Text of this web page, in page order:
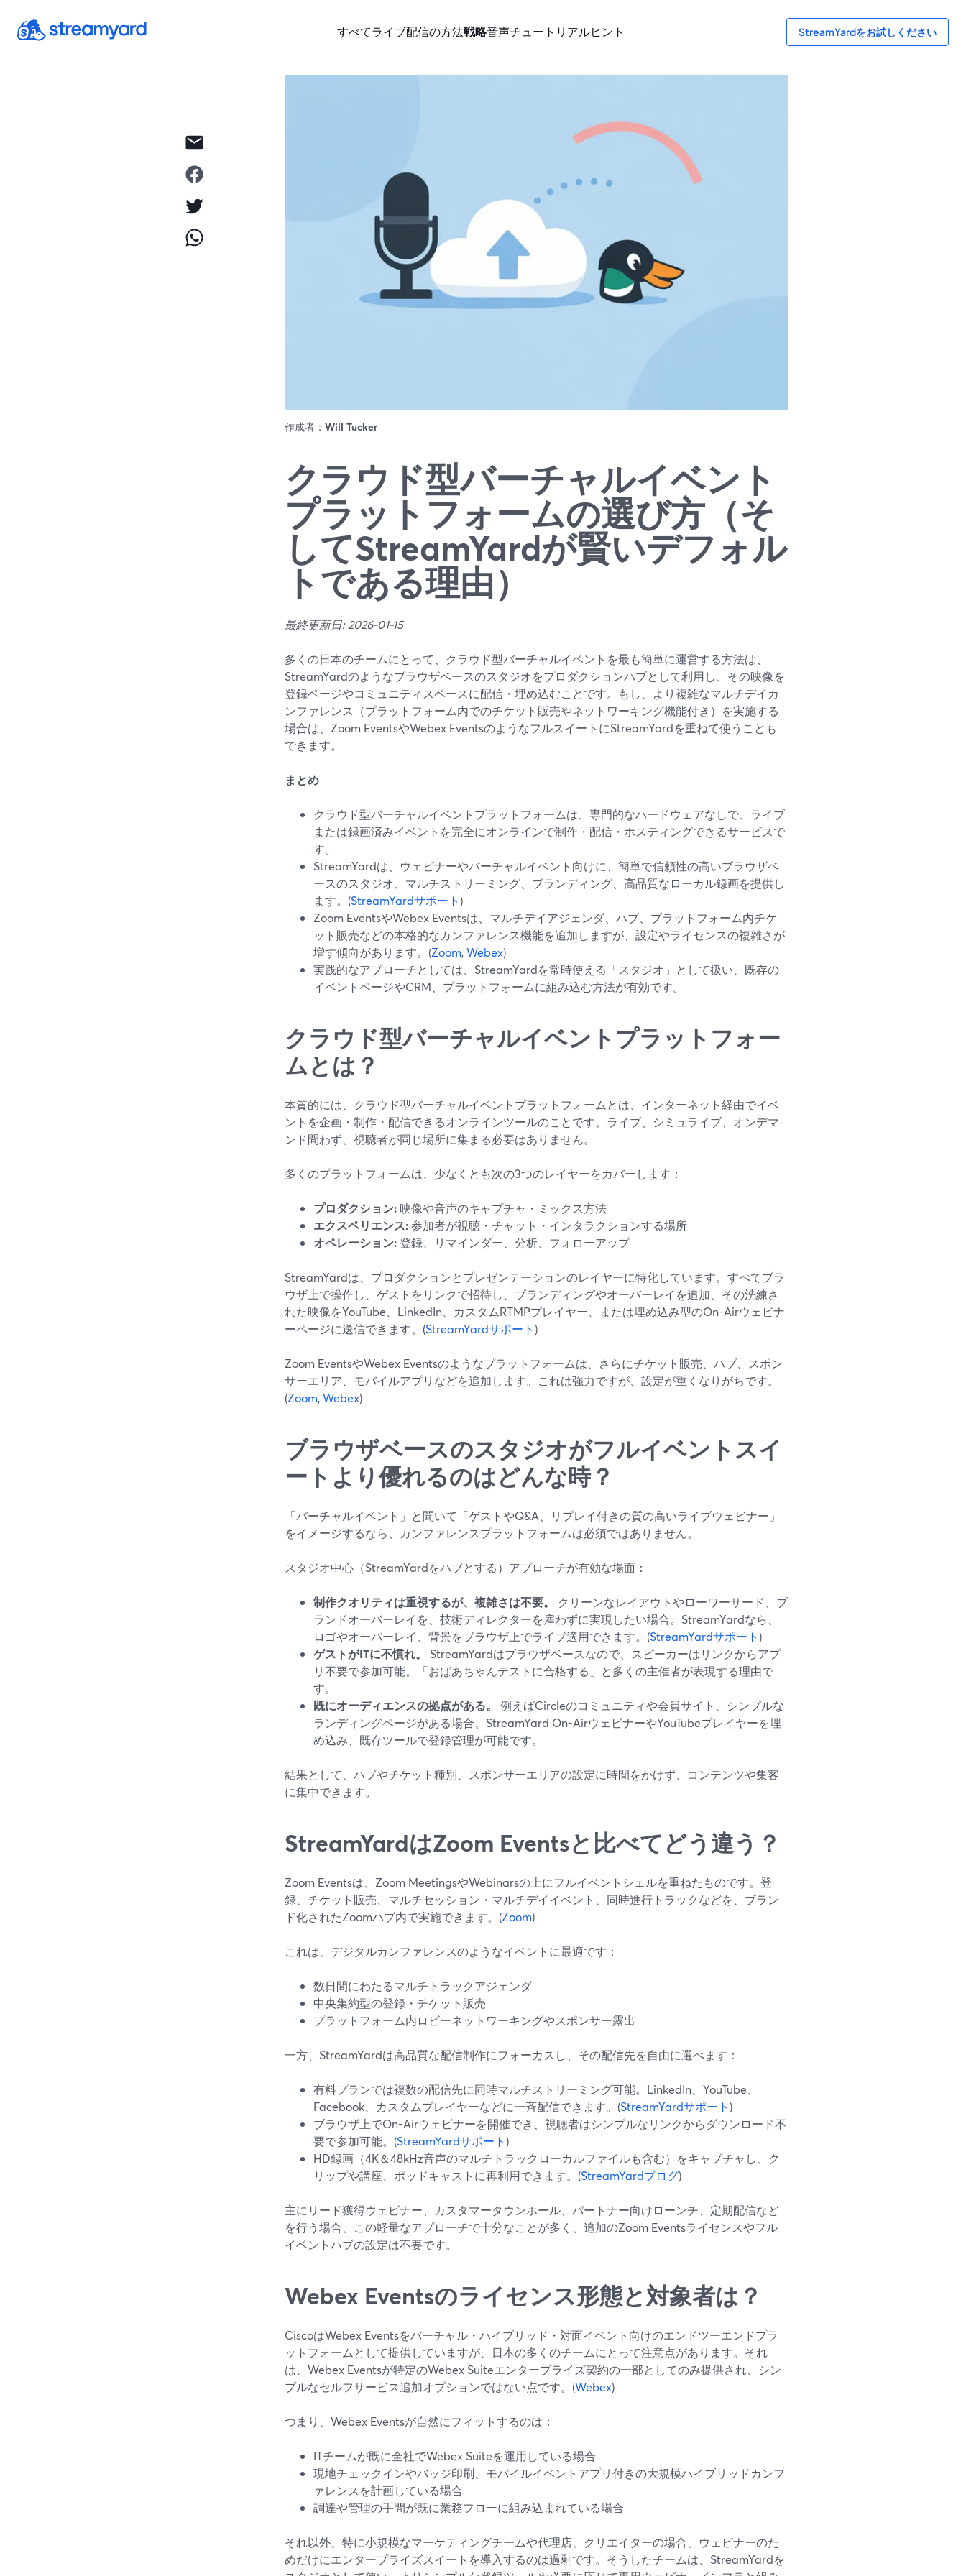
すべてライブ配信の方法戦略音声チュートリアルヒント StreamYardをお試しください
作成者： Will Tucker
クラウド型バーチャルイベント
プラットフォームの選び方（そ
してStreamYardが賢いデフォル
トである理由）
最終更新日: 2026-01-15
多くの日本のチームにとって、クラウド型バーチャルイベントを最も簡単に運営する方法は、
StreamYardのようなブラウザベースのスタジオをプロダクションハブとして利用し、その映像を
登録ページやコミュニティスペースに配信・埋め込むことです。もし、より複雑なマルチデイカ
ンファレンス（プラットフォーム内でのチケット販売やネットワーキング機能付き）を実施する
場合は、Zoom EventsやWebex EventsのようなフルスイートにStreamYardを重ねて使うことも
できます。
まとめ
クラウド型バーチャルイベントプラットフォームは、専門的なハードウェアなしで、ライブ
または録画済みイベントを完全にオンラインで制作・配信・ホスティングできるサービスで
す。
StreamYardは、ウェビナーやバーチャルイベント向けに、簡単で信頼性の高いブラウザベ
ースのスタジオ、マルチストリーミング、ブランディング、高品質なローカル録画を提供し
ます。(StreamYardサポート )
Zoom EventsやWebex Eventsは、マルチデイアジェンダ、ハブ、プラットフォーム内チケ
ット販売などの本格的なカンファレンス機能を追加しますが、設定やライセンスの複雑さが
増す傾向があります。(Zoom,Webex)
実践的なアプローチとしては、StreamYardを常時使える「スタジオ」として扱い、既存の
イベントページやCRM、プラットフォームに組み込む方法が有効です。
クラウド型バーチャルイベントプラットフォー
ムとは？
本質的には、クラウド型バーチャルイベントプラットフォームとは、インターネット経由でイベ
ントを企画・制作・配信できるオンラインツールのことです。ライブ、シミュライブ、オンデマ
ンド問わず、視聴者が同じ場所に集まる必要はありません。
多くのプラットフォームは、少なくとも次の3つのレイヤーをカバーします：
プロダクション:映像や音声のキャプチャ・ミックス方法
エクスペリエンス:参加者が視聴・チャット・インタラクションする場所
オペレーション:登録、リマインダー、分析、フォローアップ
StreamYardは、プロダクションとプレゼンテーションのレイヤーに特化しています。すべてブラ
ウザ上で操作し、ゲストをリンクで招待し、ブランディングやオーバーレイを追加、その洗練さ
れた映像をYouTube、LinkedIn、カスタムRTMPプレイヤー、または埋め込み型のOn-Airウェビナ
ーページに送信できます。(StreamYardサポート )
Zoom EventsやWebex Eventsのようなプラットフォームは、さらにチケット販売、ハブ、スポン
サーエリア、モバイルアプリなどを追加します。これは強力ですが、設定が重くなりがちです。
(Zoom,Webex)
ブラウザベースのスタジオがフルイベントスイ
ートより優れるのはどんな時？
「バーチャルイベント」と聞いて「ゲストやQ&A、リプレイ付きの質の高いライブウェビナー」
をイメージするなら、カンファレンスプラットフォームは必須ではありません。
スタジオ中心（StreamYardをハブとする）アプローチが有効な場面：
制作クオリティは重視するが、複雑さは不要。
クリーンなレイアウトやローワーサード、ブ
ランドオーバーレイを、技術ディレクターを雇わずに実現したい場合。StreamYardなら、
ロゴやオーバーレイ、背景をブラウザ上でライブ適用できます。(StreamYardサポート )
ゲストがITに不慣れ。
StreamYardはブラウザベースなので、スピーカーはリンクからアプ
リ不要で参加可能。「おばあちゃんテストに合格する」と多くの主催者が表現する理由で
す。
既にオーディエンスの拠点がある。
例えばCircleのコミュニティや会員サイト、シンプルな
ランディングページがある場合、StreamYard On-AirウェビナーやYouTubeプレイヤーを埋
め込み、既存ツールで登録管理が可能です。
結果として、ハブやチケット種別、スポンサーエリアの設定に時間をかけず、コンテンツや集客
に集中できます。
StreamYardはZoom Eventsと比べてどう違う？
Zoom Eventsは、Zoom MeetingsやWebinarsの上にフルイベントシェルを重ねたものです。登
録、チケット販売、マルチセッション・マルチデイイベント、同時進行トラックなどを、ブラン
ド化されたZoomハブ内で実施できます。(Zoom)
これは、デジタルカンファレンスのようなイベントに最適です：
数日間にわたるマルチトラックアジェンダ
中央集約型の登録・チケット販売
プラットフォーム内ロビーネットワーキングやスポンサー露出
一方、StreamYardは高品質な配信制作にフォーカスし、その配信先を自由に選べます：
有料プランでは複数の配信先に同時マルチストリーミング可能。LinkedIn、YouTube、
Facebook、カスタムプレイヤーなどに一斉配信できます。(StreamYardサポート )
ブラウザ上でOn-Airウェビナーを開催でき、視聴者はシンプルなリンクからダウンロード不
要で参加可能。(StreamYardサポート )
HD録画（4K＆48kHz音声のマルチトラックローカルファイルも含む）をキャプチャし、ク
リップや講座、ポッドキャストに再利用できます。(StreamYardブログ)
主にリード獲得ウェビナー、カスタマータウンホール、パートナー向けローンチ、定期配信など
を行う場合、この軽量なアプローチで十分なことが多く、追加のZoom Eventsライセンスやフル
イベントハブの設定は不要です。
Webex Eventsのライセンス形態と対象者は？
CiscoはWebex Eventsをバーチャル・ハイブリッド・対面イベント向けのエンドツーエンドプラ
ットフォームとして提供していますが、日本の多くのチームにとって注意点があります。それ
は、Webex Eventsが特定のWebex Suiteエンタープライズ契約の一部としてのみ提供され、シン
プルなセルフサービス追加オプションではない点です。(Webex)
つまり、Webex Eventsが自然にフィットするのは：
ITチームが既に全社でWebex Suiteを運用している場合
現地チェックインやバッジ印刷、モバイルイベントアプリ付きの大規模ハイブリッドカンフ
ァレンスを計画している場合
調達や管理の手間が既に業務フローに組み込まれている場合
それ以外、特に小規模なマーケティングチームや代理店、クリエイターの場合、ウェビナーのた
めだけにエンタープライズスイートを導入するのは過剰です。そうしたチームは、StreamYardを